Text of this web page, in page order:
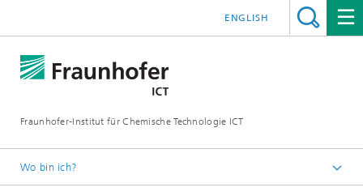
Fraunhofer-Institut für Chemische Technologie ICT
ENGLISH
Wo bin ich?